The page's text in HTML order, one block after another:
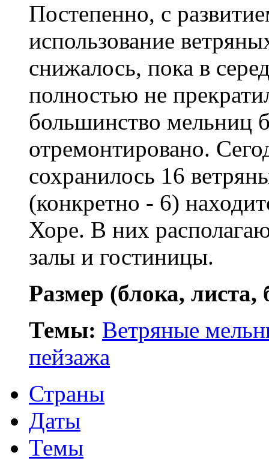
Постепенно, с
использование
снижалось, пока в
полностью не
большинство мельниц
отремонтировано.
сохранилось 16
(конкретно - 6)
Хоре. В них
залы и гостиницы.
Размер (блока,
Темы: Ветряные
пейзажа
Страны
Даты
Темы